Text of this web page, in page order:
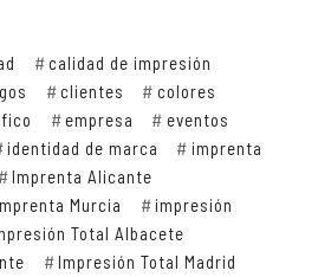
calidad de impresión
clientes
colores
empresa
eventos
identidad de marca
imprenta
Imprenta Alicante
Murcia
impresión
Total Albacete
Impresión Total Madrid